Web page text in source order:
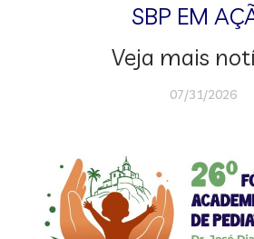
SBP EM
Veja mais
07/31/2026